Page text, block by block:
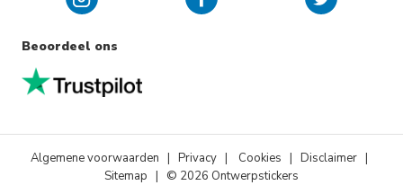
Beoordeel ons
Algemene voorwaarden | Privacy | Cookies | Disclaimer |
Sitemap | © 2026 Ontwerpstickers